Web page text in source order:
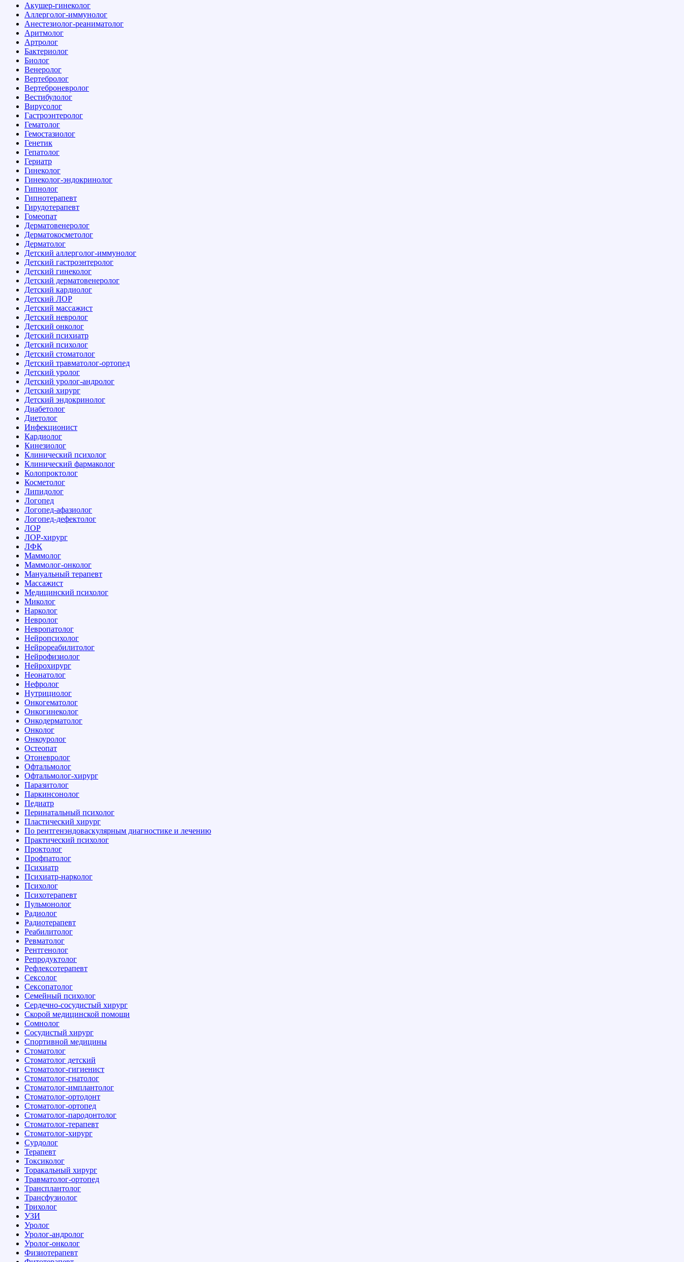
Акушер-гинеколог
Аллерголог-иммунолог
Анестезиолог-реаниматолог
Аритмолог
Артролог
Бактериолог
Биолог
Венеролог
Вертебролог
Вертеброневролог
Вестибулолог
Вирусолог
Гастроэнтеролог
Гематолог
Гемостазиолог
Генетик
Гепатолог
Гериатр
Гинеколог
Гинеколог-эндокринолог
Гипнолог
Гипнотерапевт
Гирудотерапевт
Гомеопат
Дерматовенеролог
Дерматокосметолог
Дерматолог
Детский аллерголог-иммунолог
Детский гастроэнтеролог
Детский гинеколог
Детский дерматовенеролог
Детский кардиолог
Детский ЛОР
Детский массажист
Детский невролог
Детский онколог
Детский психиатр
Детский психолог
Детский стоматолог
Детский травматолог-ортопед
Детский уролог
Детский уролог-андролог
Детский хирург
Детский эндокринолог
Диабетолог
Диетолог
Инфекционист
Кардиолог
Кинезиолог
Клинический психолог
Клинический фармаколог
Колопроктолог
Косметолог
Липидолог
Логопед
Логопед-афазиолог
Логопед-дефектолог
ЛОР
ЛОР-хирург
ЛФК
Маммолог
Маммолог-онколог
Мануальный терапевт
Массажист
Медицинский психолог
Миколог
Нарколог
Невролог
Невропатолог
Нейропсихолог
Нейрореабилитолог
Нейрофизиолог
Нейрохирург
Неонатолог
Нефролог
Нутрициолог
Онкогематолог
Онкогинеколог
Онкодерматолог
Онколог
Онкоуролог
Остеопат
Отоневролог
Офтальмолог
Офтальмолог-хирург
Паразитолог
Паркинсонолог
Педиатр
Перинатальный психолог
Пластический хирург
По рентгенэндоваскулярным диагностике и лечению
Практический психолог
Проктолог
Профпатолог
Психиатр
Психиатр-нарколог
Психолог
Психотерапевт
Пульмонолог
Радиолог
Радиотерапевт
Реабилитолог
Ревматолог
Рентгенолог
Репродуктолог
Рефлексотерапевт
Сексолог
Сексопатолог
Семейный психолог
Сердечно-сосудистый хирург
Скорой медицинской помощи
Сомнолог
Сосудистый хирург
Спортивной медицины
Стоматолог
Стоматолог детский
Стоматолог-гигиенист
Стоматолог-гнатолог
Стоматолог-имплантолог
Стоматолог-ортодонт
Стоматолог-ортопед
Стоматолог-пародонтолог
Стоматолог-терапевт
Стоматолог-хирург
Сурдолог
Терапевт
Токсиколог
Торакальный хирург
Травматолог-ортопед
Трансплантолог
Трансфузиолог
Трихолог
УЗИ
Уролог
Уролог-андролог
Уролог-онколог
Физиотерапевт